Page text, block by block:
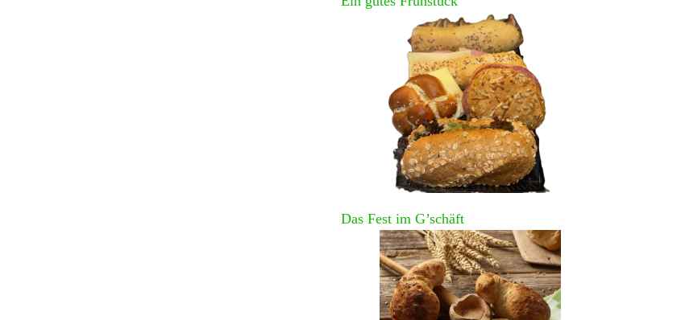
Das Fest im G’schäft